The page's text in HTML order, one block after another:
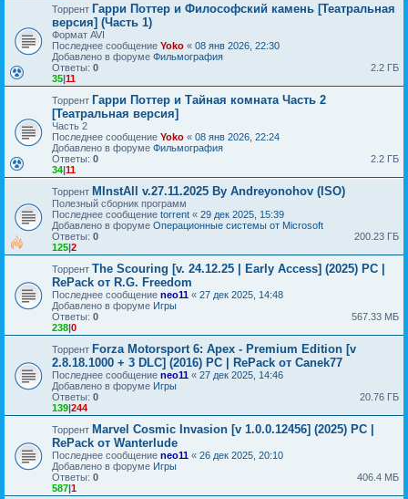
Торрент Гарри Поттер и Философский камень [Театральная
версия] (Часть 1)
Формат AVI
Последнее сообщение Yoko « 08 янв 2026, 22:30
Добавлено в форуме Фильмография
Ответы: 0
35|11
2.2 ГБ
Торрент Гарри Поттер и Тайная комната Часть 2
[Театральная версия]
Часть 2
Последнее сообщение Yoko « 08 янв 2026, 22:24
Добавлено в форуме Фильмография
Ответы: 0
34|11
2.2 ГБ
Торрент MInstAll v.27.11.2025 By Andreyonohov (ISO)
Полезный сборник программ
Последнее сообщение torrent « 29 дек 2025, 15:39
Добавлено в форуме Операционные системы от Microsoft
Ответы: 0
125|2
200.23 ГБ
Торрент The Scouring [v. 24.12.25 | Early Access] (2025) PC |
RePack от R.G. Freedom
Последнее сообщение neo11 « 27 дек 2025, 14:48
Добавлено в форуме Игры
Ответы: 0
238|0
567.33 МБ
Торрент Forza Motorsport 6: Apex - Premium Edition [v
2.8.18.1000 + 3 DLC] (2016) PC | RePack от Canek77
Последнее сообщение neo11 « 27 дек 2025, 14:46
Добавлено в форуме Игры
Ответы: 0
139|244
20.76 ГБ
Торрент Marvel Cosmic Invasion [v 1.0.0.12456] (2025) PC |
RePack от Wanterlude
Последнее сообщение neo11 « 26 дек 2025, 20:10
Добавлено в форуме Игры
Ответы: 0
587|1
406.4 МБ